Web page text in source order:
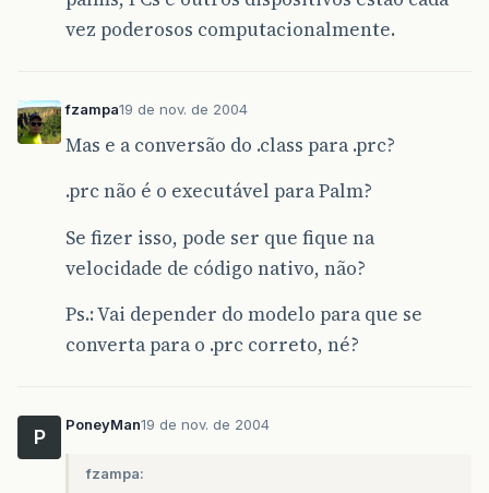
vez poderosos computacionalmente.
fzampa19 de nov. de 2004
Mas e a conversão do .class para .prc?
.prc não é o executável para Palm?
Se fizer isso, pode ser que fique na
velocidade de código nativo, não?
Ps.: Vai depender do modelo para que se
converta para o .prc correto, né?
P
PoneyMan19 de nov. de 2004
fzampa: